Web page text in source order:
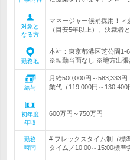
対象と
なる方
マネージャー候補採用！
（目安5年以上）、決裁者
勤務地
本社：東京都港区芝公園1-
※転勤当面なし ※地方出張
給与
月給500,000円～583,333
業代（119,000円～130,400
初年度
年収
600万円～750万円
勤務
時間
# フレックスタイム制（標
タイム／10:00～15:00標準